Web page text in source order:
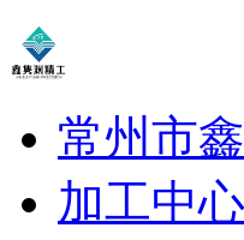
常州市
加工中